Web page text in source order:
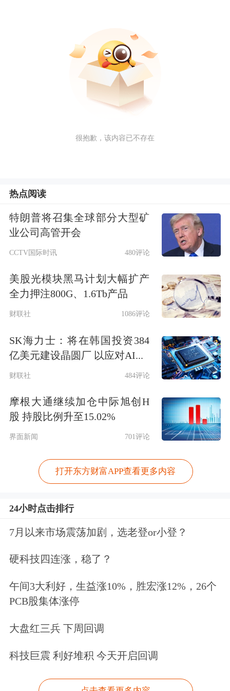
很抱歉，该内容已不存在
热点阅读
特朗普将召集全球部分大型矿
业公司高管开会
CCTV国际时讯 480评论
美股光模块黑马计划大幅扩产
全力押注800G、1.6Tb产品
财联社 1086评论
SK海力士：将在韩国投资384
亿美元建设晶圆厂 以应对AI...
财联社 484评论
摩根大通继续加仓中际旭创H
股 持股比例升至15.02%
界面新闻 701评论
打开东方财富APP查看更多内容
24小时点击排行
7月以来市场震荡加剧，选老登or小登？
硬科技四连涨，稳了？
午间3大利好，生益涨10%，胜宏涨12%，26个
PCB股集体涨停
大盘红三兵 下周回调
科技巨震 利好堆积 今天开启回调